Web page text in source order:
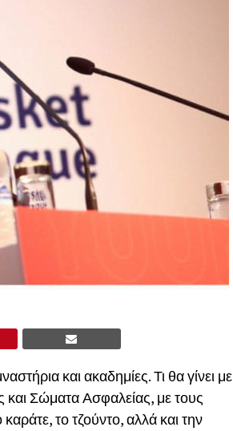
και ακαδημίες. Τι θα γίνει με
και Σώματα Ασφαλείας, με τους
το τζούντο, αλλά και την